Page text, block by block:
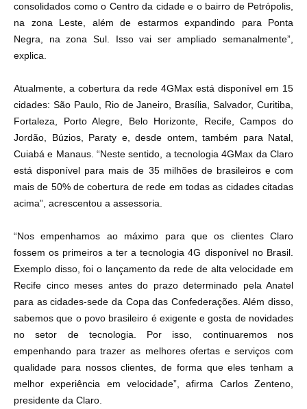
consolidados como o Centro da cidade e o bairro de Petrópolis,
na zona Leste, além de estarmos expandindo para Ponta
Negra, na zona Sul. Isso vai ser ampliado semanalmente”,
explica.
Atualmente, a cobertura da rede 4GMax está disponível em 15
cidades: São Paulo, Rio de Janeiro, Brasília, Salvador, Curitiba,
Fortaleza, Porto Alegre, Belo Horizonte, Recife, Campos do
Jordão, Búzios, Paraty e, desde ontem, também para Natal,
Cuiabá e Manaus. “Neste sentido, a tecnologia 4GMax da Claro
está disponível para mais de 35 milhões de brasileiros e com
mais de 50% de cobertura de rede em todas as cidades citadas
acima”, acrescentou a assessoria.
“Nos empenhamos ao máximo para que os clientes Claro
fossem os primeiros a ter a tecnologia 4G disponível no Brasil.
Exemplo disso, foi o lançamento da rede de alta velocidade em
Recife cinco meses antes do prazo determinado pela Anatel
para as cidades-sede da Copa das Confederações. Além disso,
sabemos que o povo brasileiro é exigente e gosta de novidades
no setor de tecnologia. Por isso, continuaremos nos
empenhando para trazer as melhores ofertas e serviços com
qualidade para nossos clientes, de forma que eles tenham a
melhor experiência em velocidade”, afirma Carlos Zenteno,
presidente da Claro.